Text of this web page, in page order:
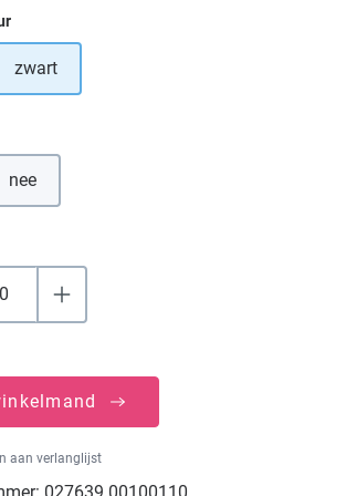
is momenteel niet beschikbaar.)
zwart
nee
aan verlanglijst